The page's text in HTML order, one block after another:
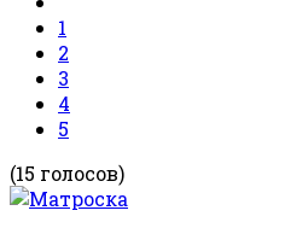
1
2
3
4
5
(15 голосов)